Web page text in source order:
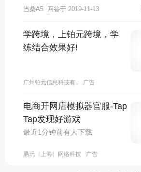
员等副高级职称以上以及享受同
且纳税记录良好的。3、对中国
有重大、突出贡献以及国家特别
未满18周岁的未婚子女。5、中
资格的外国人的配偶，婚姻关系
存续满五年、已在中国连续居留
满五年、每年在中国居留不少于
的。6、未满18周岁未婚子女投
当桑A5 回答于 2019-11-13
学跨境，上铂元跨境，学
练结合效果好!
广州铂元信息科技有.. 广告
电商开网店模拟器官服-Tap
Tap发现好游戏
最近1分钟前有人下载
易玩（上海）网络科技 广告